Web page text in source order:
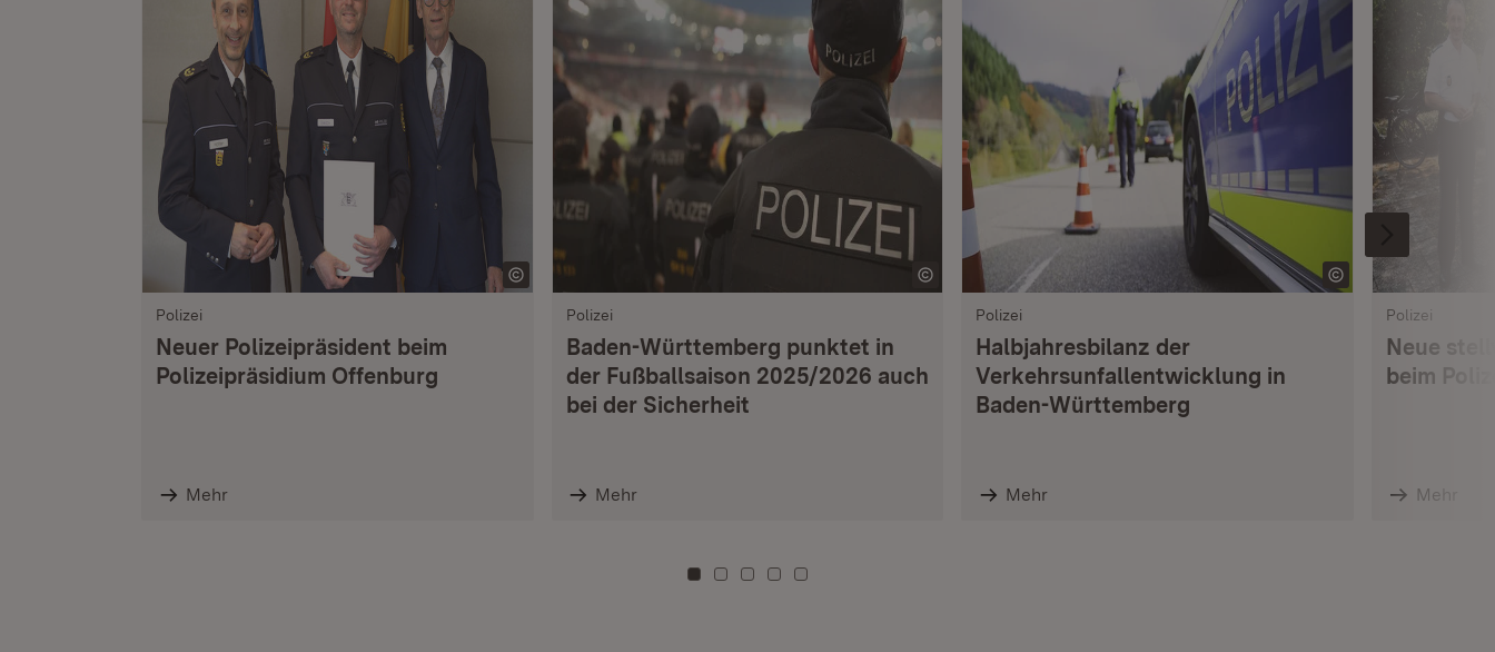
Polizei
Neuer Polizeipräsident beim
Polizeipräsidium Offenburg
Mehr
Polizei
Baden-Württemberg punktet in
der Fußballsaison 2025/2026 auch
bei der Sicherheit
Mehr
Polizei
Halbjahresbilanz der
Verkehrsunfallentwicklung in
Baden-Württemberg
Mehr
Polizei
Neue
beim
Mehr
Zu Kachel: 0
Zu Kachel: 3
Zu Kachel: 6
Zu Kachel: 9
Zu Kachel: 12